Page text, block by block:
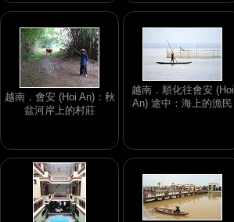
越南．會安 (Hoi An)：秋
盆河岸上的村莊
越南．順化往會安 (Hoi
An) 途中：海上的漁民